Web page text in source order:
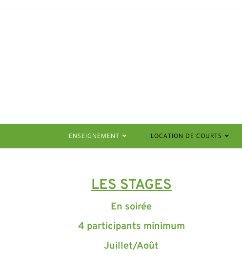
ENSEIGNEMENT LOCATION DE COURTS
LES STAGES
En soirée
4 participants minimum
Juillet/Août